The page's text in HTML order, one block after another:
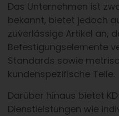
Das Unternehmen ist
bekannt, bietet jedoch
zuverlässige Artikel an,
Befestigungselemente
Standards sowie
kundenspezifische Teile.
Darüber hinaus bietet
Dienstleistungen wie